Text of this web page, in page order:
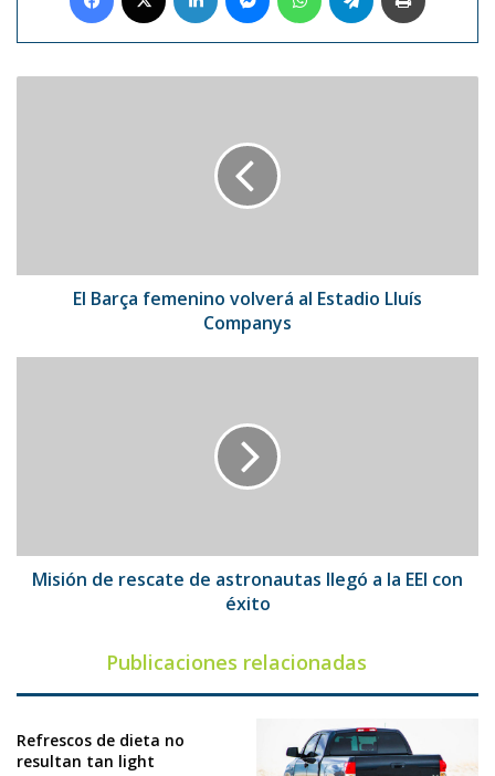
El Barça femenino volverá al Estadio Lluís
Companys
EEI
conMisión de rescate de astronautas llegó a la EEI con
éxito
Publicaciones relacionadas
Refrescos de dieta no
resultan tan light